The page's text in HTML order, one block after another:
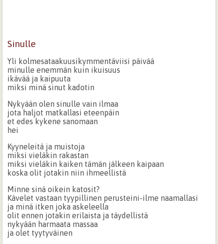
Sinulle
Yli kolmesataakuusikymmentäviisi päivää
minulle enemmän kuin ikuisuus
ikävää ja kaipuuta
miksi minä sinut kadotin
Nykyään olen sinulle vain ilmaa
jota haljot matkallasi eteenpäin
et edes kykene sanomaan
hei
Kyyneleitä ja muistoja
miksi vieläkin rakastan
miksi vieläkin kaiken tämän jälkeen kaipaan
koska olit jotakin niin ihmeellistä
Minne sinä oikein katosit?
Kävelet vastaan tyypillinen perusteini-ilme naamallasi
ja minä itken joka askeleella
olit ennen jotakin erilaista ja täydellistä
nykyään harmaata massaa
ja olet tyytyväinen